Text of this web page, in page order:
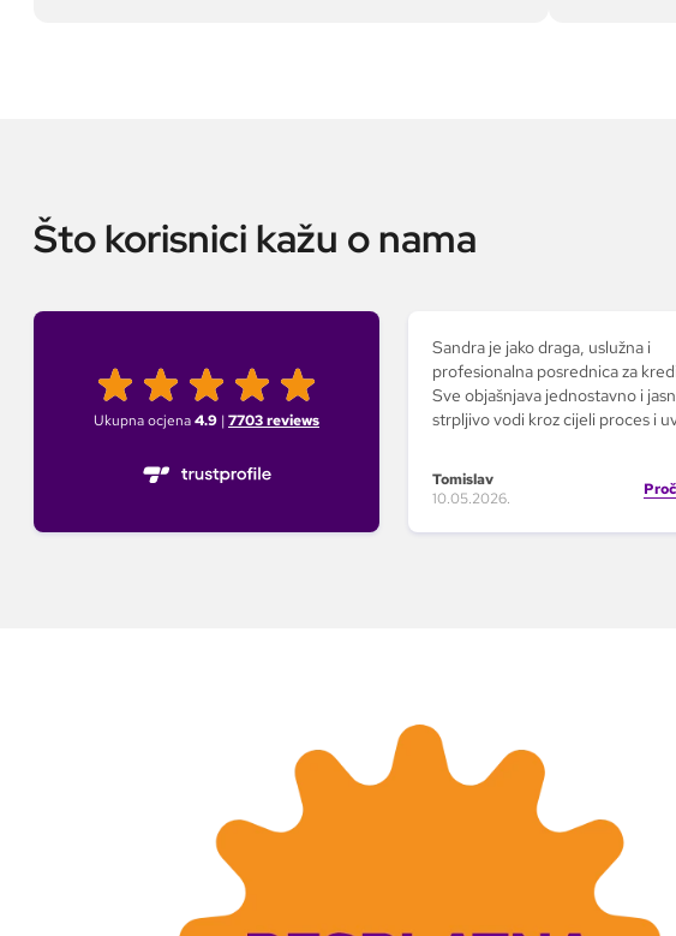
Što korisnici kažu o nama
Ukupna ocjena4.9 |7703reviews
Sandra je jako draga, uslužna i
profesionalna posrednica za
Sve objašnjava jednostavno i
strpljivo vodi kroz cijeli proces i
postupak puno lakši i bez stresa,
stvarno potrudi da sve bude
Tomislav
10.05.2026.